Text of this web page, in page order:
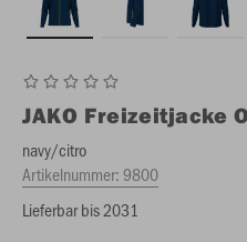
JAKO Freizeitjacke
navy/citro
Artikelnummer:9800
Lieferbar bis 2031